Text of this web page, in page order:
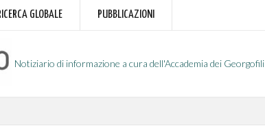
GLOBALE PUBBLICAZIONI
Notiziario di informazione a cura dell'Accademia dei Georgofili